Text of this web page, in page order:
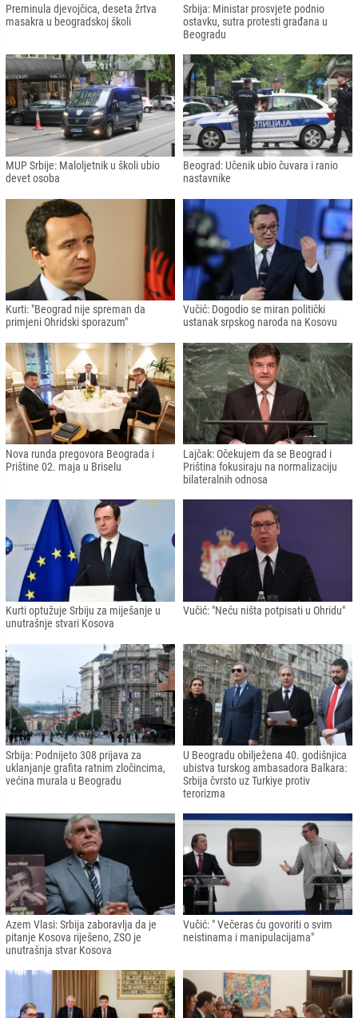
Preminula djevojčica, deseta žrtva
masakra u beogradskoj školi
Srbija: Ministar prosvjete podnio
ostavku, sutra protesti građana u
Beogradu
MUP Srbije: Maloljetnik u školi ubio
devet osoba
Beograd: Učenik ubio čuvara i ranio
nastavnike
Kurti: "Beograd nije spreman da
primjeni Ohridski sporazum"
Vučić: Dogodio se miran politički
ustanak srpskog naroda na Kosovu
Nova runda pregovora Beograda i
Prištine 02. maja u Briselu
Lajčak: Očekujem da se Beograd i
Priština fokusiraju na normalizaciju
bilateralnih odnosa
Kurti optužuje Srbiju za miješanje u
unutrašnje stvari Kosova
Vučić: "Neću ništa potpisati u Ohridu"
Srbija: Podnijeto 308 prijava za
uklanjanje grafita ratnim zločincima,
većina murala u Beogradu
U Beogradu obilježena 40. godišnjica
ubistva turskog ambasadora Balkara:
Srbija čvrsto uz Turkiye protiv
terorizma
Azem Vlasi: Srbija zaboravlja da je
pitanje Kosova riješeno, ZSO je
unutrašnja stvar Kosova
Vučić: " Večeras ću govoriti o svim
neistinama i manipulacijama"